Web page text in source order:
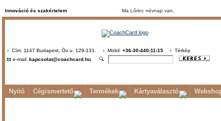
Innováció és szakértelem Ma Lőrinc névnap van.
Cím: 1147 Budapest, Öv u. 129-131. Mobil: +36-30-440-11-15
Térkép
e-mail: kapcsolat@coachcard.hu
Nyitó Cégismertető Termékek Kártyaválasztó